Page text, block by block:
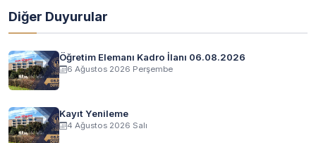
Diğer Duyurular
Öğretim Elemanı Kadro İlanı 06.08.2026
6 Ağustos 2026 Perşembe
Kayıt Yenileme
4 Ağustos 2026 Salı